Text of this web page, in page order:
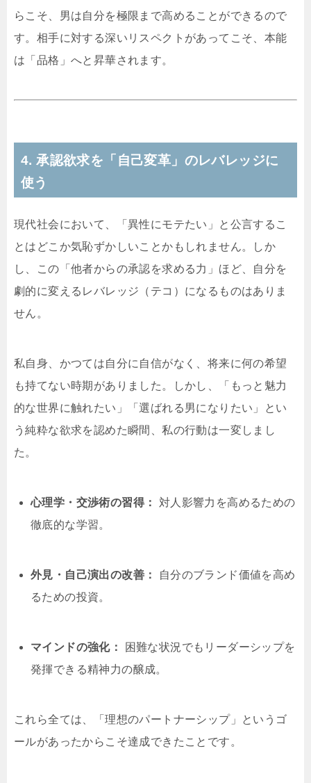
らこそ、男は自分を極限まで高めることができるので
す。相手に対する深いリスペクトがあってこそ、本能
は「品格」へと昇華されます。
4. 承認欲求を「自己変革」のレバレッジに
使う
現代社会において、「異性にモテたい」と公言するこ
とはどこか気恥ずかしいことかもしれません。しか
し、この「他者からの承認を求める力」ほど、自分を
劇的に変えるレバレッジ（テコ）になるものはありま
せん。
私自身、かつては自分に自信がなく、将来に何の希望
も持てない時期がありました。しかし、「もっと魅力
的な世界に触れたい」「選ばれる男になりたい」とい
う純粋な欲求を認めた瞬間、私の行動は一変しまし
た。
心理学・交渉術の習得：
対人影響力を高めるための
徹底的な学習。
外見・自己演出の改善：
自分のブランド価値を高め
るための投資。
マインドの強化：
困難な状況でもリーダーシップを
発揮できる精神力の醸成。
これら全ては、「理想のパートナーシップ」というゴ
ールがあったからこそ達成できたことです。